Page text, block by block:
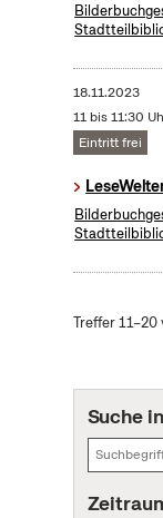
18.11.2023
11 bis 11:30
Eintritt frei
Treffer 11–20
Suche